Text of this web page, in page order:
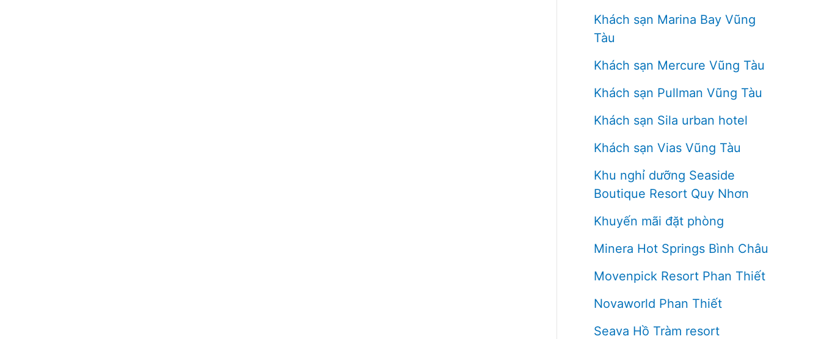
Khách sạn Marina Bay Vũng
Tàu
Khách sạn Mercure Vũng Tàu
Khách sạn Pullman Vũng Tàu
Khách sạn Sila urban hotel
Khách sạn Vias Vũng Tàu
Khu nghỉ dưỡng Seaside
Boutique Resort Quy Nhơn
Khuyến mãi đặt phòng
Minera Hot Springs Bình Châu
Movenpick Resort Phan Thiết
Novaworld Phan Thiết
Seava Hồ Tràm resort